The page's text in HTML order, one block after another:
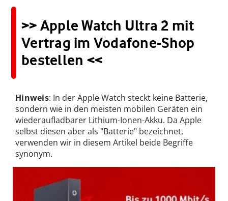
>> Apple Watch Ultra 2 mit
Vertrag im Vodafone-Shop
bestellen <<
Hinweis: In der Apple Watch steckt keine Batterie,
sondern wie in den meisten mobilen Geräten ein
wiederaufladbarer Lithium-Ionen-Akku. Da Apple
selbst diesen aber als "Batterie" bezeichnet,
verwenden wir in diesem Artikel beide Begriffe
synonym.